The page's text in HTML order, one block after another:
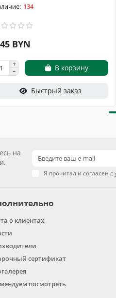
134
BYN
В корзину
Быстрый заказ
на
Я прочитал и согласен с
о клиентах
сертификат
посмотреть